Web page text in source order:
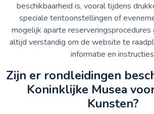
beschikbaarheid is, vooral tijdens
speciale tentoonstellingen of
mogelijk aparte reserveringsprocedures
altijd verstandig om de website te
informatie en
Zijn er rondleidingen
Koninklijke Musea
Kunsten?